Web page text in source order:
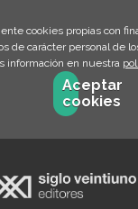
cookies propias con
de carácter personal de
información en nuestra
Aceptar
cookies